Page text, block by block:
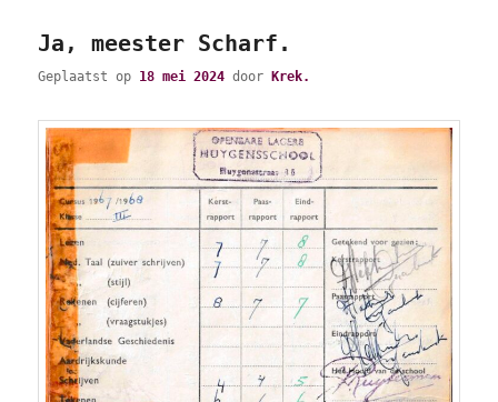
Ja, meester Scharf.
Geplaatst op 18 mei 2024 doorKrek.